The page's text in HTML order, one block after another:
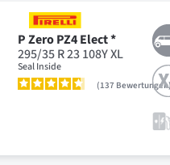
P Zero PZ4 Elect *
295/35 R 23 108Y XL
Seal Inside
137 Bewertungen